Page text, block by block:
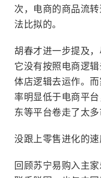
次，电商的商品流
法比拟的。
胡春才进一步提及
它没有按照电商逻
体店逻辑去运作。
率明显低于电商平
东等平台卷走了太多
没跟上零售进化的速
回顾苏宁易购入主